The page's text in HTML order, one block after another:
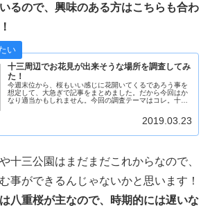
るので、興味のある方はこちらも合わ
十三周辺でお花見が出来そうな場所を調査してみ
た！
今週末位から、桜もいい感じに花開いてくるであろう事を
想定して、大急ぎで記事をまとめました。だから今回はか
なり適当かもしれません。今回の調査テーマはコレ。十三
2019.03.23
十三公園はまだまだこれからなので、
事ができるんじゃないかと思います！
八重桜が主なので、時期的には遅いな